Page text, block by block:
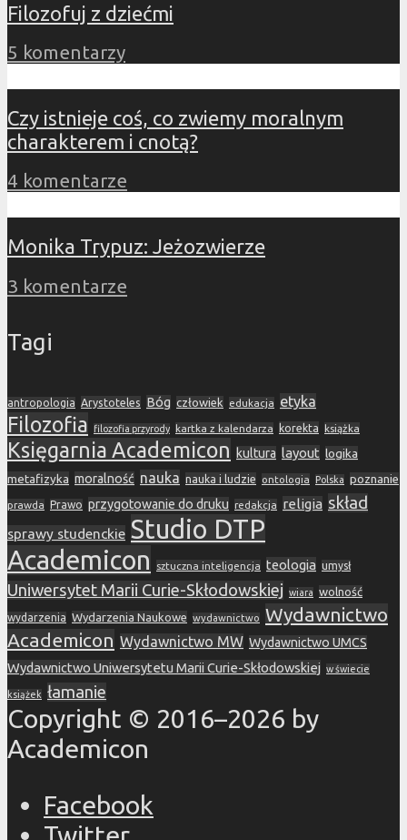
Filozofuj z dziećmi
5 komentarzy
Czy istnieje coś, co zwiemy moralnym
charakterem i cnotą?
4 komentarze
Monika Trypuz: Jeżozwierze
3 komentarze
Tagi
antropologia Arystoteles Bóg człowiek edukacja etyka
Filozofia filozofia przyrody kartka z kalendarza korekta książka
Księgarnia Academicon kultura layout logika
metafizyka moralność nauka nauka i ludzie ontologia Polska poznanie
prawda Prawo przygotowanie do druku redakcja religia skład
sprawy studenckie Studio DTP
Academicon
sztuczna inteligencja teologia umysł
Uniwersytet Marii Curie-Skłodowskiej wiara wolność
wydarzenia Wydarzenia Naukowe wydawnictwo Wydawnictwo
Academicon Wydawnictwo MW Wydawnictwo UMCS
Wydawnictwo Uniwersytetu Marii Curie-Skłodowskiej w świecie
książek łamanie
Copyright © 2016–2026 by
Academicon
Facebook
Twitter